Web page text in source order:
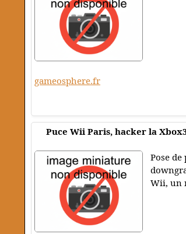
gameosphere.fr
Puce Wii Paris, hacker la
Pose
Wii, un